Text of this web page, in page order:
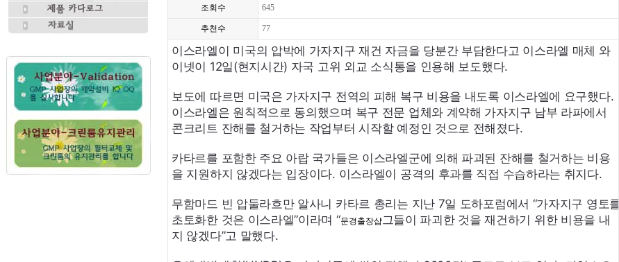
조회수 645
추천수 77
이스라엘이 미국의 압박에 가자지구 재건 자금을 당분간 부담한다고 이스라엘 매체 와
이넷이 12일(현지시간) 자국 고위 외교 소식통을 인용해 보도했다.
보도에 따르면 미국은 가자지구 전역의 피해 복구 비용을 내도록 이스라엘에 요구했다.
이스라엘은 원칙적으로 동의했으며 복구 전문 업체와 계약해 가자지구 남부 라파에서
콘크리트 잔해를 철거하는 작업부터 시작할 예정인 것으로 전해졌다.
카타르를 포함한 주요 아랍 국가들은 이스라엘군에 의해 파괴된 잔해를 철거하는 비용
을 지원하지 않겠다는 입장이다. 이스라엘이 공격의 후과를 직접 수습하라는 취지다.
무함마드 빈 압둘라흐만 알사니 카타르 총리는 지난 7일 도하포럼에서 “가자지구 영토를
초토화한 것은 이스라엘”이라며 “문경출장샵그들이 파괴한 것을 재건하기 위한 비용을 내
지 않겠다”고 말했다.